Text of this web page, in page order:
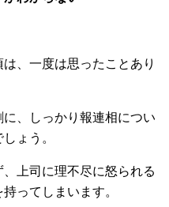
、一度は思ったことあり
、しっかり報連相につい
ょう。
上司に理不尽に怒られる
ってしまいます。